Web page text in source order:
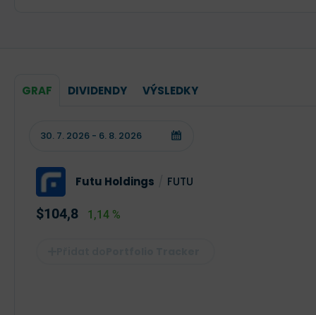
GRAF DIVIDENDY VÝSLEDKY
Futu Holdings FUTU
$104,8 1,14 %